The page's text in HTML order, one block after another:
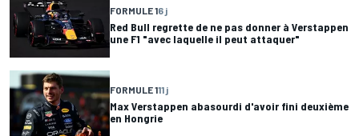
FORMULE 16 j
Red Bull regrette de ne pas donner à Verstappen
une F1 "avec laquelle il peut attaquer"
FORMULE 111 j
Max Verstappen abasourdi d'avoir fini deuxième
en Hongrie